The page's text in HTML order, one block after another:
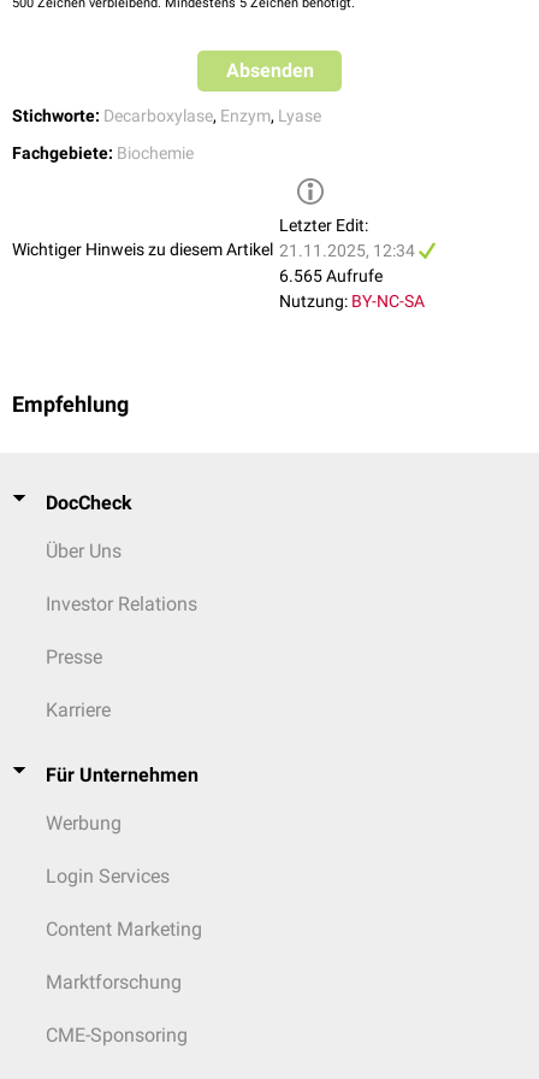
500 Zeichen verbleibend. Mindestens 5 Zeichen benötigt.
Absenden
Stichworte: Decarboxylase, Enzym, Lyase
Fachgebiete: Biochemie
Wichtiger Hinweis zu diesem Artikel
Letzter Edit:
21.11.2025, 12:34
6.565 Aufrufe
Nutzung: BY-NC-SA
Empfehlung
DocCheck
Über Uns
Investor Relations
Presse
Karriere
Für Unternehmen
Werbung
Login Services
Content Marketing
Marktforschung
CME-Sponsoring